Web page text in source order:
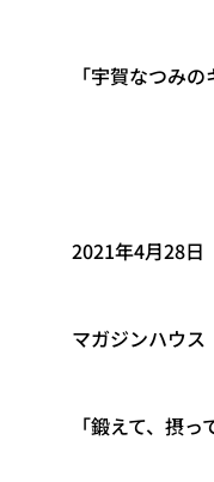
「宇賀なつみ
2021年4月28日
マガジンハウス
「鍛えて、摂